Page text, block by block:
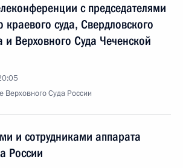
с председателями
краевого суда, Свердловского
и Верховного Суда Чеченской
Верховного Суда России
и сотрудниками аппарата
России